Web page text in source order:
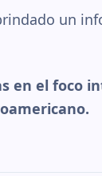
un
en el foco